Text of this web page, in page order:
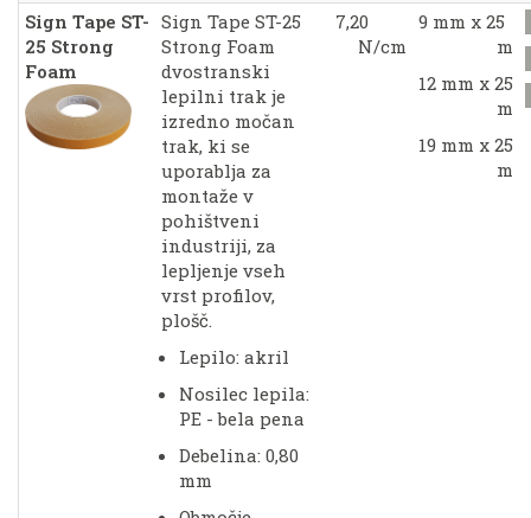
Sign Tape ST-
25 Strong
Foam
Sign Tape ST-25
Strong Foam
dvostranski
lepilni trak je
izredno močan
trak, ki se
uporablja za
montaže v
pohištveni
industriji, za
lepljenje vseh
vrst profilov,
plošč.
Lepilo: akril
Nosilec lepila:
PE - bela pena
Debelina: 0,80
mm
7,20
N/cm
9 mm x 25
m
12 mm x 25
m
19 mm x 25
m